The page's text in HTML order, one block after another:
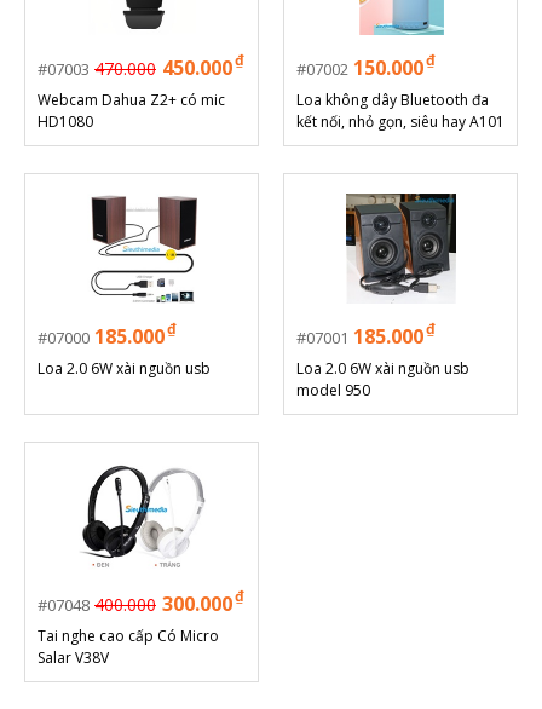
07003 470.000 450.000₫
Webcam Dahua Z2+ có mic
HD1080
07002 150.000₫
Loa không dây Bluetooth đa
kết nối, nhỏ gọn, siêu hay A101
07000 185.000₫
Loa 2.0 6W xài nguồn usb
07001 185.000₫
Loa 2.0 6W xài nguồn usb
model 950
07048 400.000 300.000₫
Tai nghe cao cấp Có Micro
Salar V38V